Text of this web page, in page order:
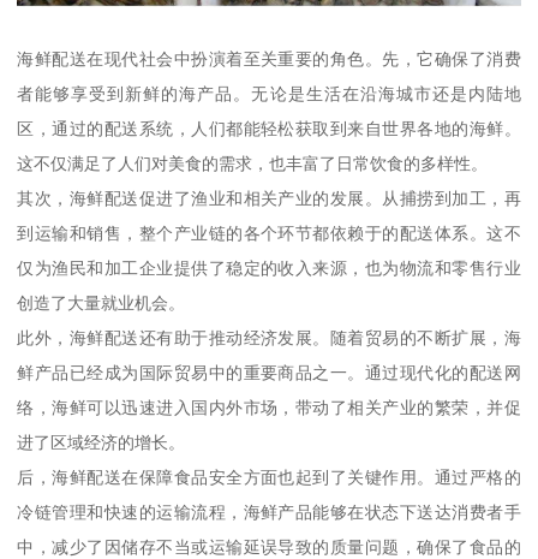
海鲜配送在现代社会中扮演着至关重要的角色。先，它确保了消费
者能够享受到新鲜的海产品。无论是生活在沿海城市还是内陆地
区，通过的配送系统，人们都能轻松获取到来自世界各地的海鲜。
这不仅满足了人们对美食的需求，也丰富了日常饮食的多样性。
其次，海鲜配送促进了渔业和相关产业的发展。从捕捞到加工，再
到运输和销售，整个产业链的各个环节都依赖于的配送体系。这不
仅为渔民和加工企业提供了稳定的收入来源，也为物流和零售行业
创造了大量就业机会。
此外，海鲜配送还有助于推动经济发展。随着贸易的不断扩展，海
鲜产品已经成为国际贸易中的重要商品之一。通过现代化的配送网
络，海鲜可以迅速进入国内外市场，带动了相关产业的繁荣，并促
进了区域经济的增长。
后，海鲜配送在保障食品安全方面也起到了关键作用。通过严格的
冷链管理和快速的运输流程，海鲜产品能够在状态下送达消费者手
中，减少了因储存不当或运输延误导致的质量问题，确保了食品的